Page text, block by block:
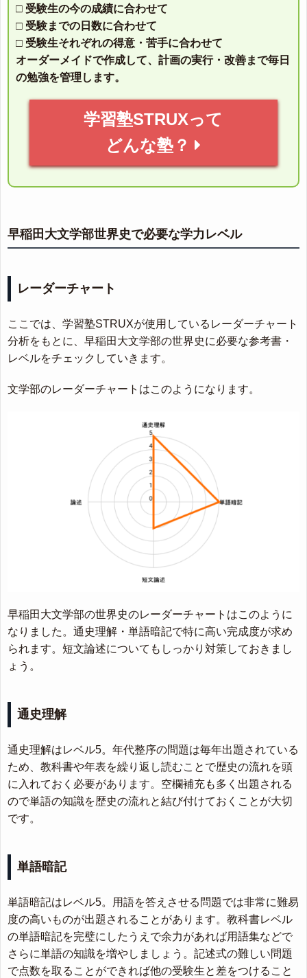
□ 受験生の今の成績に合わせて
□ 受験までの日数に合わせて
□ 受験生それぞれの得意・苦手に合わせて
オーダーメイドで作成して、計画の実行・改善まで毎日
の勉強を管理します。
学習塾STRUXって
どんな塾？
早稲田大文学部世界史で必要な学力レベル
レーダーチャート
ここでは、学習塾STRUXが使用しているレーダーチャート
分析をもとに、早稲田大文学部の世界史に必要な参考書・
レベルをチェックしていきます。
文学部のレーダーチャートはこのようになります。
早稲田大文学部の世界史のレーダーチャートはこのように
なりました。通史理解・単語暗記で特に高い完成度が求め
られます。短文論述についてもしっかり対策しておきまし
ょう。
通史理解
通史理解はレベル5。年代整序の問題は毎年出題されている
ため、教科書や年表を繰り返し読むことで歴史の流れを頭
に入れておく必要があります。空欄補充も多く出題される
ので単語の知識を歴史の流れと結び付けておくことが大切
です。
単語暗記
単語暗記はレベル5。用語を答えさせる問題では非常に難易
度の高いものが出題されることがあります。教科書レベル
の単語暗記を完璧にしたうえで余力があれば用語集などで
さらに単語の知識を増やしましょう。記述式の難しい問題
で点数を取ることができれば他の受験生と差をつけること